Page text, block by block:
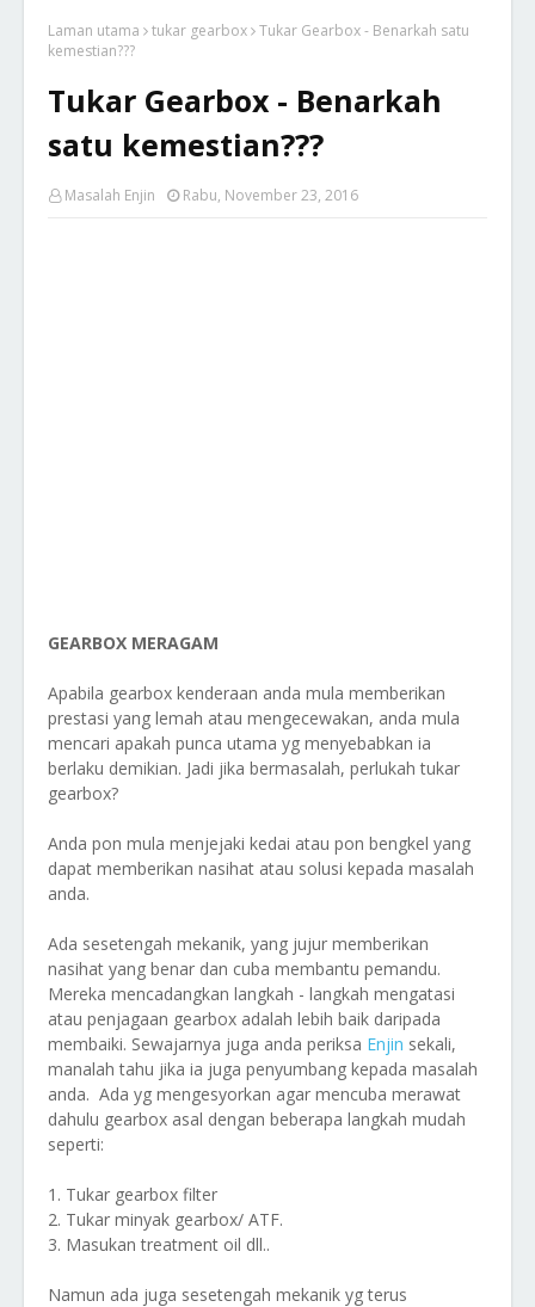
Laman utama tukar gearbox Tukar Gearbox - Benarkah satu
kemestian???
Tukar Gearbox - Benarkah
satu kemestian???
Masalah Enjin Rabu, November 23, 2016
GEARBOX MERAGAM
Apabila gearbox kenderaan anda mula memberikan
prestasi yang lemah atau mengecewakan, anda mula
mencari apakah punca utama yg menyebabkan ia
berlaku demikian. Jadi jika bermasalah, perlukah tukar
gearbox?
Anda pon mula menjejaki kedai atau pon bengkel yang
dapat memberikan nasihat atau solusi kepada masalah
anda.
Ada sesetengah mekanik, yang jujur memberikan
nasihat yang benar dan cuba membantu pemandu.
Mereka mencadangkan langkah - langkah mengatasi
atau penjagaan gearbox adalah lebih baik daripada
membaiki. Sewajarnya juga anda periksa Enjin sekali,
manalah tahu jika ia juga penyumbang kepada masalah
anda. Ada yg mengesyorkan agar mencuba merawat
dahulu gearbox asal dengan beberapa langkah mudah
seperti:
1. Tukar gearbox filter
2. Tukar minyak gearbox/ ATF.
3. Masukan treatment oil dll..
Namun ada juga sesetengah mekanik yg terus